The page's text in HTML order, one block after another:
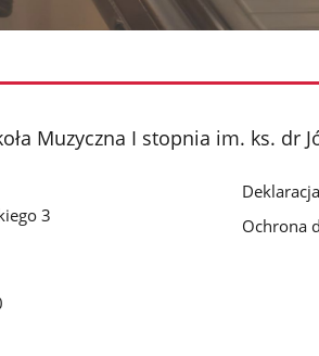
Muzyczna I stopnia im. ks. dr
3
Ochrona